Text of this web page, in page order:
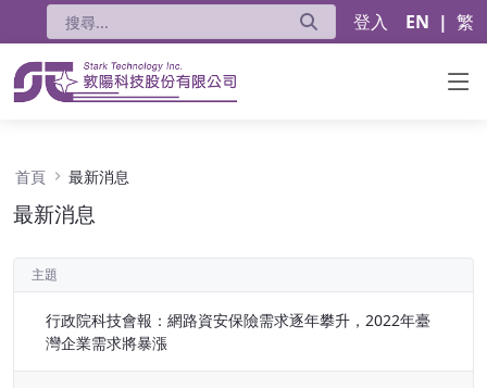
登入 EN | 繁
首頁 最新消息
最新消息
主題
行政院科技會報：網路資安保險需求逐年攀升，2022年臺
灣企業需求將暴漲